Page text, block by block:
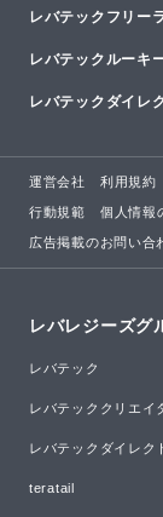
レバテックフリー
レバテックルーキ
レバテックダイレ
運営会社 利用規約
行動規範 個人情報
広告掲載のお問い合
レバレジーズグ
レバテック
レバテッククリエイ
レバテックダイレク
teratail